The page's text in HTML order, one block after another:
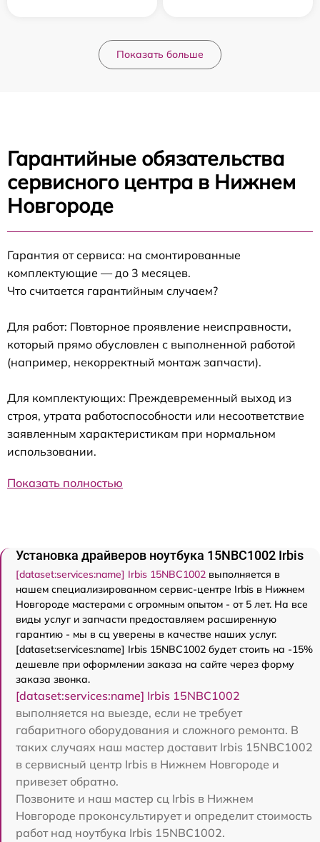
Показать больше
Гарантийные обязательства
сервисного центра в Нижнем
Новгороде
Гарантия от сервиса: на смонтированные
комплектующие — до 3 месяцев.
Что считается гарантийным случаем?
Для работ: Повторное проявление неисправности,
который прямо обусловлен с выполненной работой
(например, некорректный монтаж запчасти).
Для комплектующих: Преждевременный выход из
строя, утрата работоспособности или несоответствие
заявленным характеристикам при нормальном
использовании.
Показать полностью
Установка драйверов ноутбука 15NBC1002 Irbis
[dataset:services:name] Irbis 15NBC1002 выполняется в
нашем специализированном сервис-центре Irbis в Нижнем
Новгороде мастерами с огромным опытом - от 5 лет. На все
виды услуг и запчасти предоставляем расширенную
гарантию - мы в сц уверены в качестве наших услуг.
[dataset:services:name] Irbis 15NBC1002 будет стоить на -15%
дешевле при оформлении заказа на сайте через форму
заказа звонка.
[dataset:services:name] Irbis 15NBC1002
выполняется на выезде, если не требует
габаритного оборудования и сложного ремонта. В
таких случаях наш мастер доставит Irbis 15NBC1002
в сервисный центр Irbis в Нижнем Новгороде и
привезет обратно.
Позвоните и наш мастер сц Irbis в Нижнем
Новгороде проконсультирует и определит стоимость
работ над ноутбука Irbis 15NBC1002.